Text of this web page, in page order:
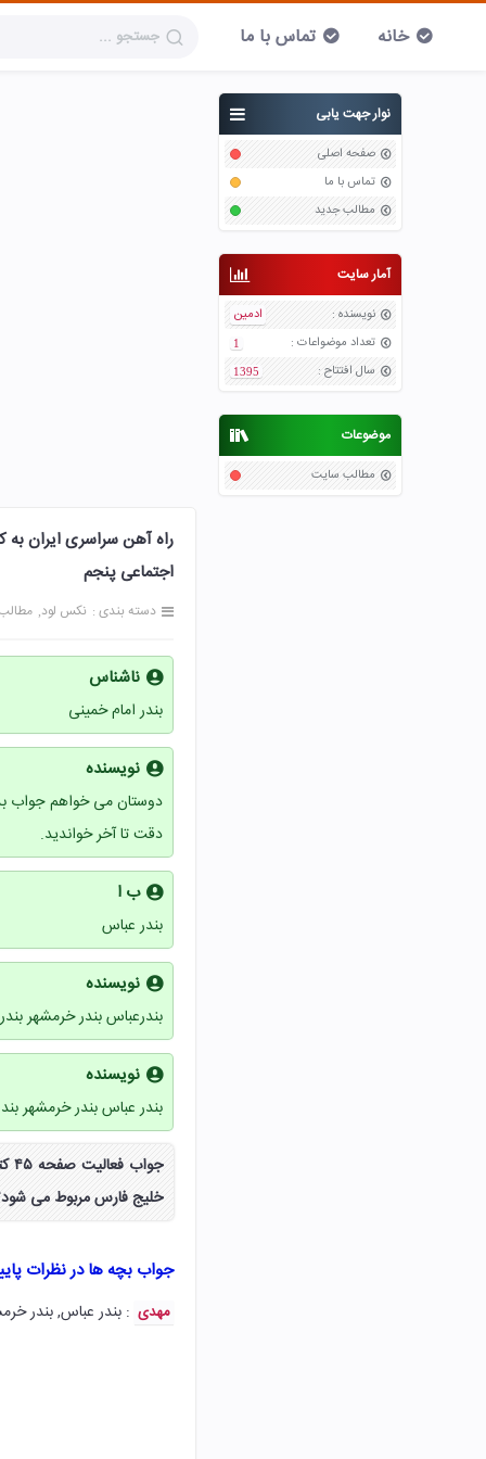
خانه تماس با ما
نوار جهت یابی
صفحه اصلی
تماس با ما
مطالب جدید
آمار سایت
نویسنده :
ادمین
تعداد موضواعات :
1
سال افتتاح :
1395
موضوعات
مطالب سایت
اجتماعی پنجم
دسته بندی : نکس لود
ناشناس
بندر امام خمینی
نویسنده
دوستان می خواهم جواب
دقت تا آخر خواندید.
ب ا
بندر عباس
نویسنده
بندرعباس بندر خرمشهر
نویسنده
بندر عباس بندر خرمشهر
خلیج فارس مربوط می
جواب بچه ها در نظرات
مهدی : بندر عباس, بندر